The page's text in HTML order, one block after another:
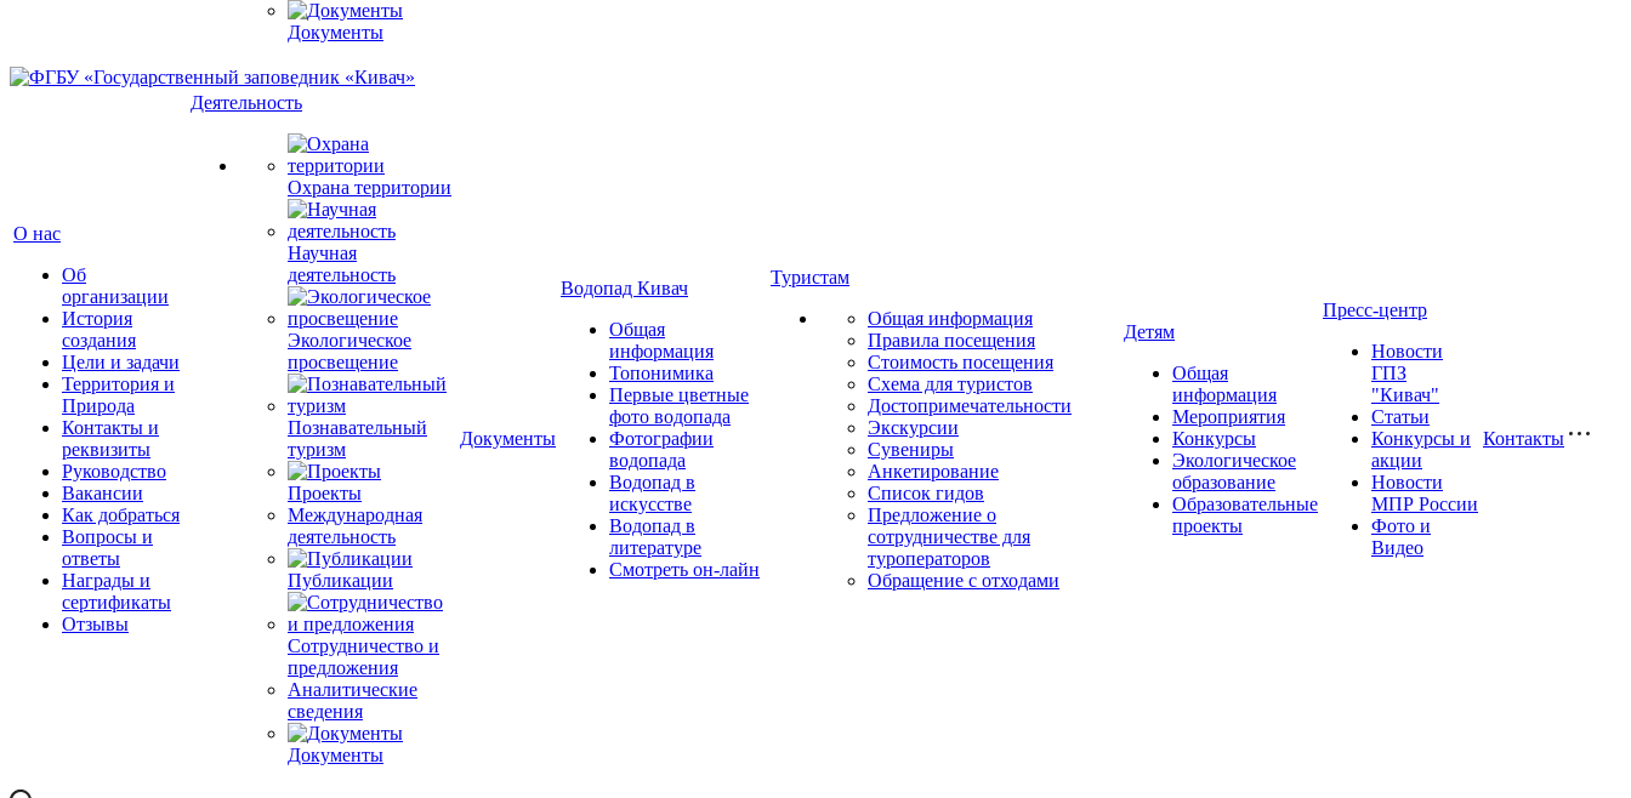
Документы
О нас
Об
организации
История
создания
Цели и задачи
Территория и
Природа
Контакты и
реквизиты
Руководство
Вакансии
Как добраться
Вопросы и
ответы
Награды и
сертификаты
Отзывы
Деятельность
Охрана территории
Научная
деятельность
Экологическое
просвещение
Познавательный
туризм
Проекты
Международная
деятельность
Публикации
Сотрудничество и
предложения
Аналитические
сведения
Документы
Документы
Водопад Кивач
Общая
информация
Топонимика
Первые цветные
фото водопада
Фотографии
водопада
Водопад в
искусстве
Водопад в
литературе
Смотреть он-лайн
Туристам
Общая информация
Правила посещения
Стоимость посещения
Схема для туристов
Достопримечательности
Экскурсии
Сувениры
Анкетирование
Список гидов
Предложение о
сотрудничестве для
туроператоров
Обращение с отходами
Детям
Общая
информация
Мероприятия
Конкурсы
Экологическое
образование
Образовательные
проекты
Пресс-центр
Новости
ГПЗ
"Кивач"
Статьи
Конкурсы и
акции
Новости
МПР России
Фото и
Видео
Контакты